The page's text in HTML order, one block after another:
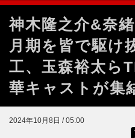
神木隆之介&奈
月期を皆で駆け
工、玉森裕太ら
華キャストが集
2024年10月8日 / 05:00